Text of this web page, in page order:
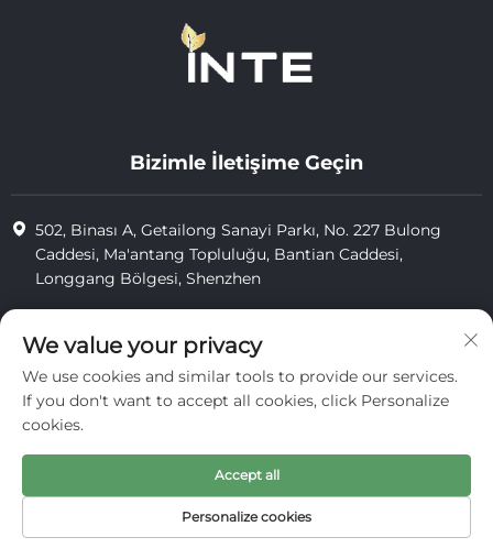
Bizimle İletişime Geçin
502, Binası A, Getailong Sanayi Parkı, No. 227 Bulong
Caddesi, Ma'antang Topluluğu, Bantian Caddesi,
Longgang Bölgesi, Shenzhen
[email protected]
gizlilik
We value your privacy
We use cookies and similar tools to provide our services.
If you don't want to accept all cookies, click Personalize
cookies.
Personalize cookies
Accept all